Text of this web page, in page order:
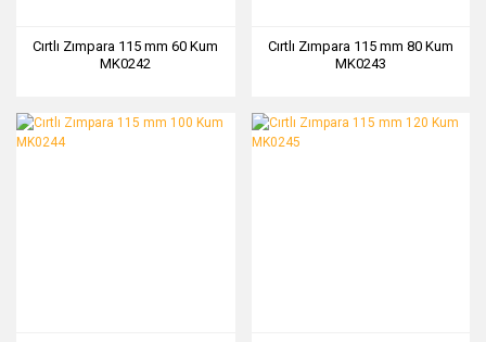
Cırtlı Zımpara 115 mm 60 Kum
MK0242
Cırtlı Zımpara 115 mm 80 Kum
MK0243